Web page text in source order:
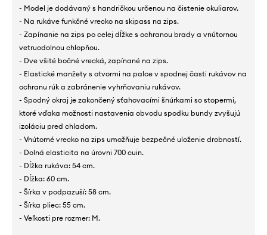
- Model je dodávaný s handričkou určenou na čistenie okuliarov.
- Na rukáve funkčné vrecko na skipass na zips.
- Zapínanie na zips po celej dĺžke s ochranou brady a vnútornou
vetruodolnou chlopňou.
- Dve všité bočné vrecká, zapínané na zips.
- Elastické manžety s otvormi na palce v spodnej časti rukávov na
ochranu rúk a zabránenie vyhrňovaniu rukávov.
- Spodný okraj je zakončený sťahovacími šnúrkami so stopermi,
ktoré vďaka možnosti nastavenia obvodu spodku bundy zvyšujú
izoláciu pred chladom.
- Vnútorné vrecko na zips umožňuje bezpečné uloženie drobností.
- Dolná elasticita na úrovni 700 cuin.
- Dĺžka rukáva: 54 cm.
- Dĺžka: 60 cm.
- Šírka v podpazuší: 58 cm.
- Šírka pliec: 55 cm.
- Veľkosti pre rozmer: M.